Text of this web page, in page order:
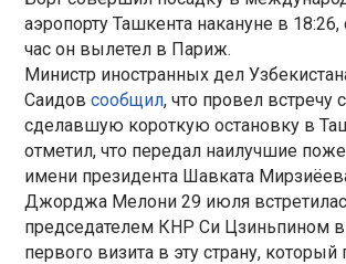
аэропорту Ташкента накануне в 18:26,
час он вылетел в Париж.
Министр иностранных дел
Саидовсообщил, что провел встречу
сделавшую короткую остановку в
отметил, что передал наилучшие
имени президента Шавката
Джорджа Мелони 29 июля
председателем КНР Си Цзиньпином в
первого визита в эту страну, который